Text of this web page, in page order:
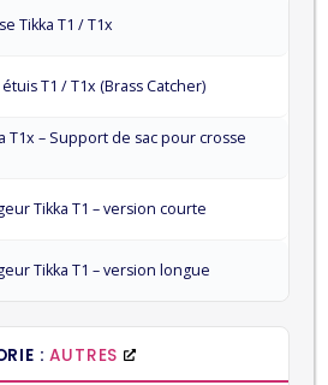
Tikka T1 / T1x
T1 / T1x (Brass Catcher)
T1x – Support de sac pour crosse
Tikka T1 – version courte
Tikka T1 – version longue
:AUTRES